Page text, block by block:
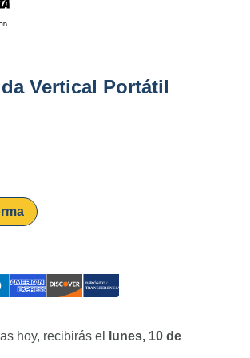
Vertical Portátil
hoy, recibirás el
lunes, 10 de